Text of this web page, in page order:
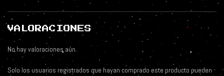
VALORACIONES
No hay valoraciones aún.
Solo los usuarios registrados que hayan comprado este producto pueden